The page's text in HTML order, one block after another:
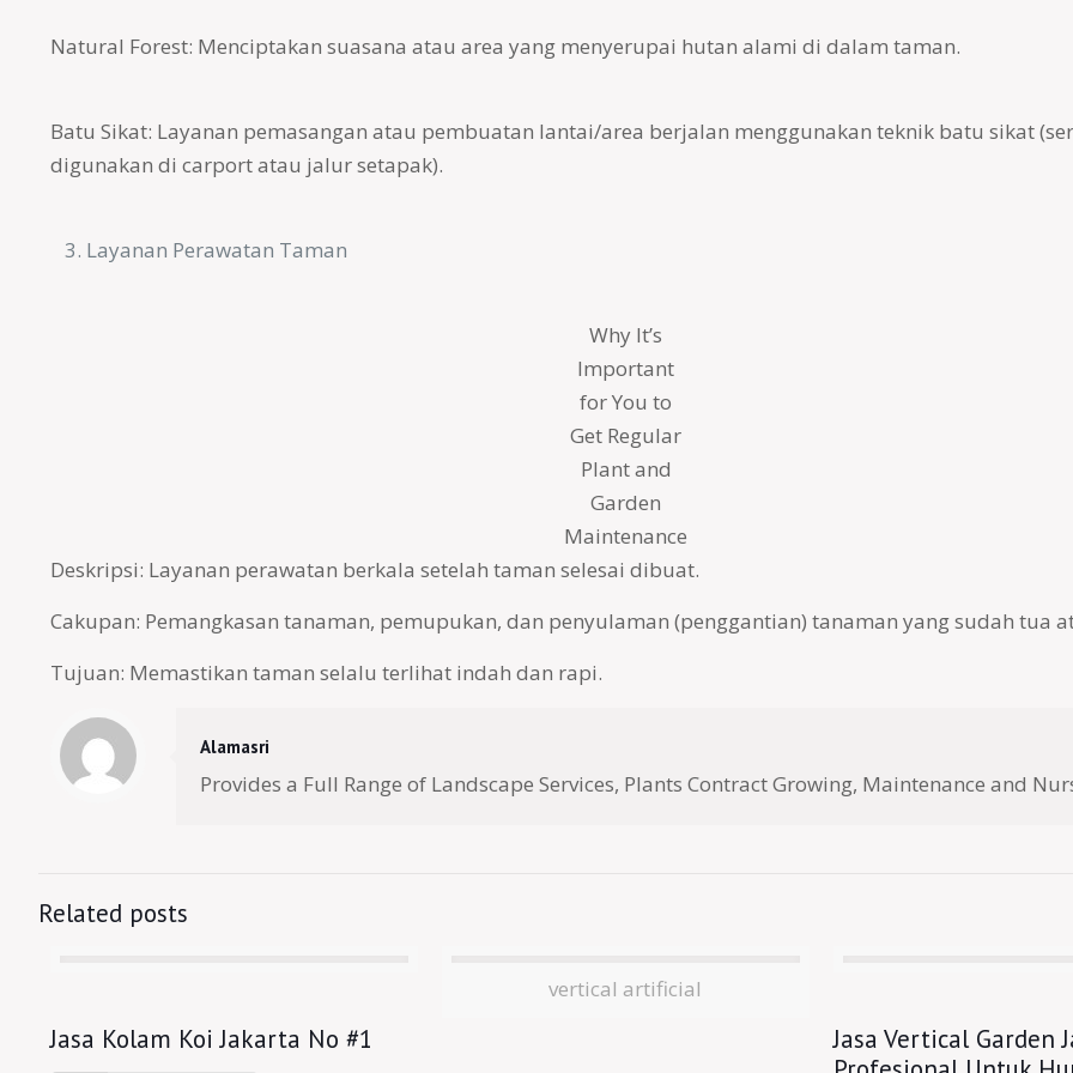
Natural Forest: Menciptakan suasana atau area yang menyerupai hutan alami di dalam taman.
Batu Sikat: Layanan pemasangan atau pembuatan lantai/area berjalan menggunakan teknik batu sikat
digunakan di carport atau jalur setapak).
Layanan Perawatan Taman
Why It’s
Important
for You to
Get Regular
Plant and
Garden
Maintenance
Deskripsi: Layanan perawatan berkala setelah taman selesai dibuat.
Cakupan: Pemangkasan tanaman, pemupukan, dan penyulaman (penggantian) tanaman yang sudah tua
Tujuan: Memastikan taman selalu terlihat indah dan rapi.
Alamasri
Provides a Full Range of Landscape Services, Plants Contract Growing, Maintenance and
Related posts
Jasa Kolam Koi Jakarta No #1
vertical artificial
Jasa Vertical Garden